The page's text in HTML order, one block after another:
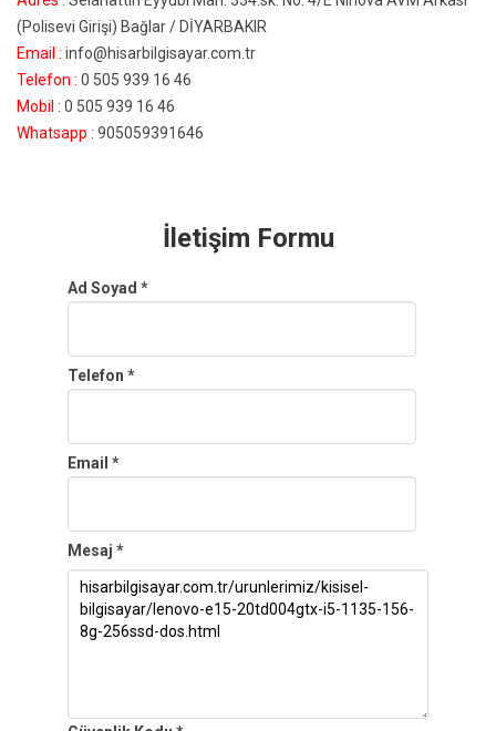
(Polisevi Girişi) Bağlar / DİYARBAKIR
Email : info@hisarbilgisayar.com.tr
Telefon : 0 505 939 16 46
Mobil : 0 505 939 16 46
Whatsapp : 905059391646
İletişim Formu
Ad Soyad *
Telefon *
Email *
Mesaj *